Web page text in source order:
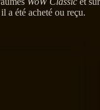
a été acheté ou reçu.